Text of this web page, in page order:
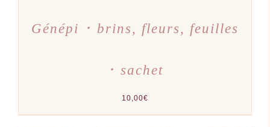
Génépi ･ brins, fleurs, feuilles
･ sachet
10,00€